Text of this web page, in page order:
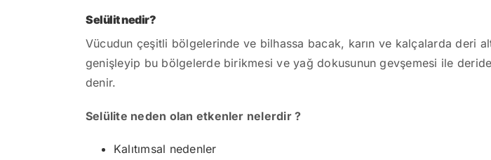
Selülit nedir?
Vücudun çeşitli bölgelerinde ve bilhassa bacak, karın ve kalçalarda deri
genişleyip bu bölgelerde birikmesi ve yağ dokusunun gevşemesi ile
denir.
Selülite neden olan etkenler nelerdir ?
Kalıtımsal nedenler